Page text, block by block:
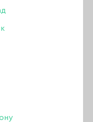
Acryl
15